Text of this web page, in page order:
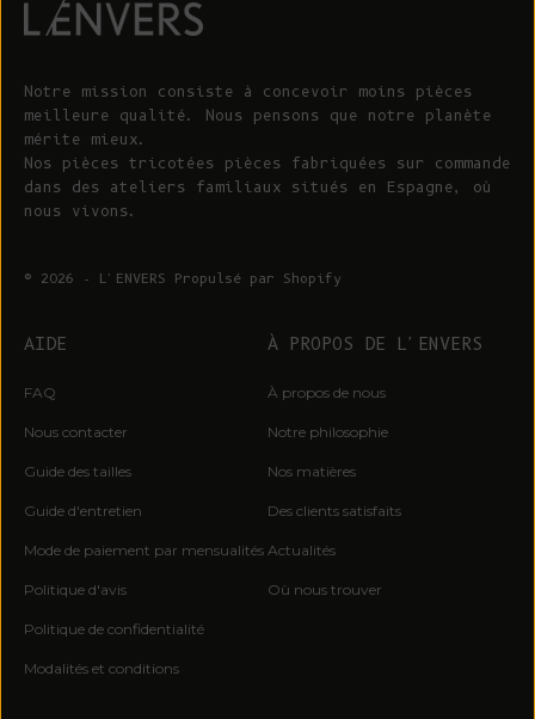
Notre mission consiste à concevoir moins pièces
meilleure qualité. Nous pensons que notre planète
mérite mieux.
Nos pièces tricotées pièces fabriquées sur commande
dans des ateliers familiaux situés en Espagne, où
nous vivons.
© 2026 - L'ENVERS Propulsé par Shopify
AIDE
FAQ
Nous contacter
Guide des tailles
Guide d'entretien
Mode de paiement par mensualités
Politique d'avis
Politique de confidentialité
Modalités et conditions
À PROPOS DE L'ENVERS
À propos de nous
Notre philosophie
Nos matières
Des clients satisfaits
Actualités
Où nous trouver